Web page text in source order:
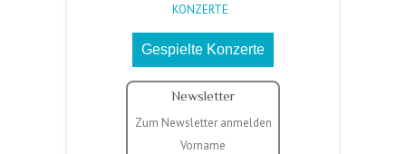
KONZERTE
Gespielte Konzerte
Newsletter
Zum Newsletter anmelden
Vorname